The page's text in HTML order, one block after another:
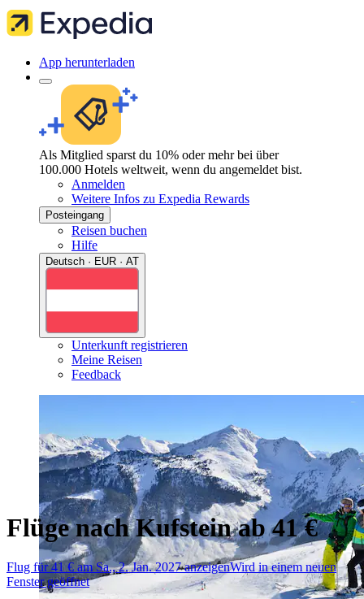
App herunterladen
Als Mitglied sparst du 10% oder mehr bei über
100.000 Hotels weltweit, wenn du angemeldet bist.
Anmelden
Weitere Infos zu Expedia Rewards
Posteingang
Reisen buchen
Hilfe
Deutsch · EUR · AT
Unterkunft registrieren
Meine Reisen
Feedback
Flüge nach Kufstein ab 41 €
Flug für 41 € am Sa., 2. Jan. 2027 anzeigenWird in einem neuen
Fenster geöffnet